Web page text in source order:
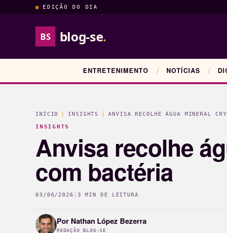
EDIÇÃO DO DIA
BS blog-se.
ENTRETENIMENTO NOTÍCIAS
INÍCIO INSIGHTS
ANVISA RECOLHE ÁGUA MINERAL
INSIGHTS
Anvisa recolhe
com bactéria
03/06/2026 3 MIN DE LEITURA
Por Nathan López Bezerra
REDAÇÃO BLOG-SE